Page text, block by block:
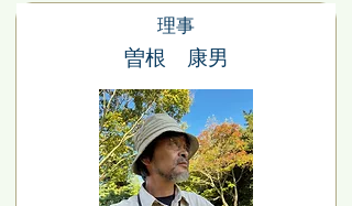
理事
曽根 康男